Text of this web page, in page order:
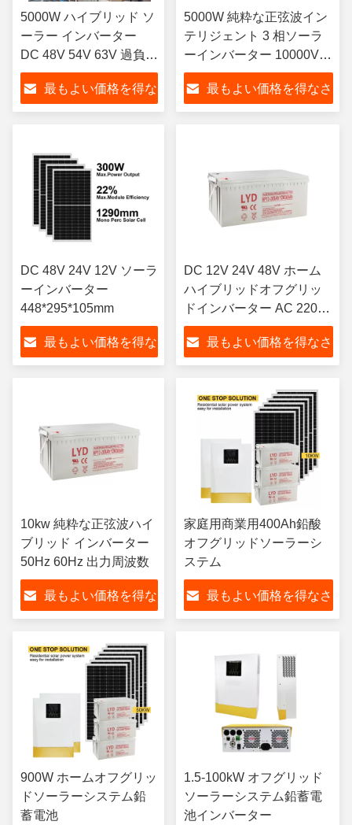
5000W ハイブリッド ソ
ーラー インバーター
DC 48V 54V 63V 過負荷
保護
最もよい価格を得な
5000W 純粋な正弦波イン
テリジェント 3 相ソーラ
ーインバーター 10000VA
サージ電力 95% 効率
最もよい価格を得なさ
DC 48V 24V 12V ソーラ
ーインバーター
448*295*105mm
最もよい価格を得な
DC 12V 24V 48V ホーム
ハイブリッドオフグリッ
ドインバーター AC 220V
230V
最もよい価格を得なさ
10kw 純粋な正弦波ハイ
ブリッド インバーター
50Hz 60Hz 出力周波数
最もよい価格を得な
家庭用商業用400Ah鉛酸
オフグリッドソーラーシ
ステム
最もよい価格を得なさ
900W ホームオフグリッ
ドソーラーシステム鉛
蓄電池
1.5-100kW オフグリッド
ソーラーシステム鉛蓄電
池インバーター